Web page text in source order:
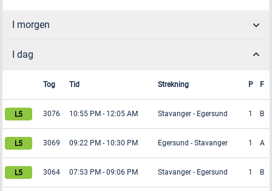
I morgen
I dag
Tog Tid Strekning P F
3076 10:55 PM - 12:05 AM Stavanger - Egersund 1 B
3069 09:22 PM - 10:30 PM Egersund - Stavanger 1 A
3064 07:53 PM - 09:06 PM Stavanger - Egersund 1 B